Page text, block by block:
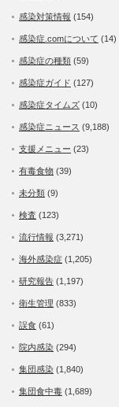
感染対策情報 (154)
感染症.comについて (14)
感染症の種類 (59)
感染症ガイド (127)
感染症タイムズ (10)
感染症ニュース (9,188)
支援メニュー (23)
有毒食物 (39)
未分類 (9)
検査 (123)
流行情報 (3,271)
海外感染症 (1,205)
研究報告 (1,197)
衛生管理 (833)
誤食 (61)
院内感染 (294)
集団感染 (1,840)
集団食中毒 (1,689)